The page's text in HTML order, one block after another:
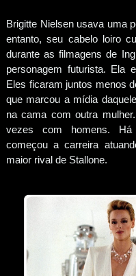
Brigitte Nielsen usava uma
entanto, seu cabelo loiro
durante as filmagens de
personagem futurista. Ela
Eles ficaram juntos menos
que marcou a mídia
na cama com outra
vezes com homens. Há
começou a carreira
maior rival de Stallone.